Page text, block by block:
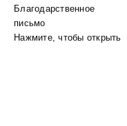
Благодарственное
письмо
Нажмите, чтобы открыть